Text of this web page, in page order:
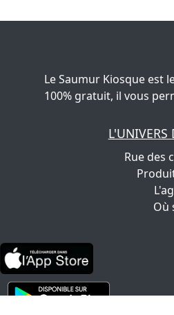
Le Saumur Kiosque est
100% gratuit, il vous
L'UNIVERS
Rue des
Où